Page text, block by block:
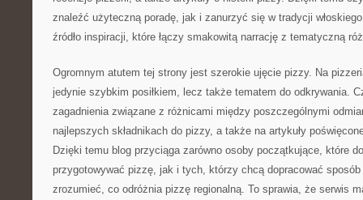
znaleźć użyteczną poradę, jak i zanurzyć się w tradycji
źródło inspiracji, które łączy smakowitą narrację z tematyczną
Ogromnym atutem tej strony jest szerokie ujęcie pizzy. Na
jedynie szybkim posiłkiem, lecz także tematem do odkrywania.
zagadnienia związane z różnicami między poszczególnymi
najlepszych składnikach do pizzy, a także na artykuły
Dzięki temu blog przyciąga zarówno osoby początkujące, które
przygotowywać pizzę, jak i tych, którzy chcą dopracować
zrozumieć, co odróżnia pizzę regionalną. To sprawia, że serwis